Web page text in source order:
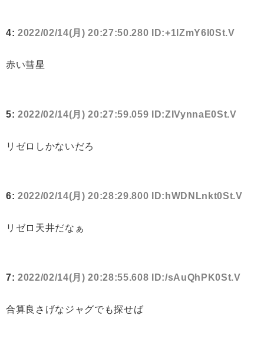
4: 2022/02/14(月) 20:27:50.280 ID:+1lZmY6l0St.V
赤い彗星
5: 2022/02/14(月) 20:27:59.059 ID:ZIVynnaE0St.V
リゼロしかないだろ
6: 2022/02/14(月) 20:28:29.800 ID:hWDNLnkt0St.V
リゼロ天井だなぁ
7: 2022/02/14(月) 20:28:55.608 ID:/sAuQhPK0St.V
合算良さげなジャグでも探せば